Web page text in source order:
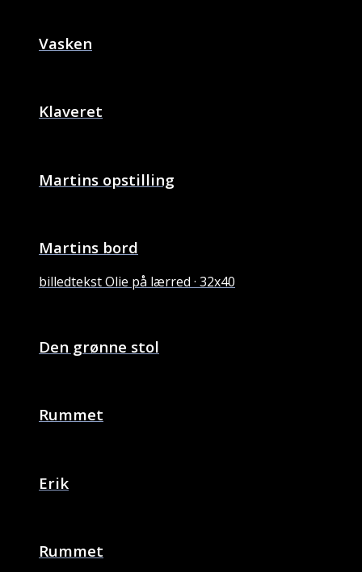
Vasken
Klaveret
Martins opstilling
Martins bord
billedtekst Olie på lærred · 32x40
Den grønne stol
Rummet
Erik
Rummet